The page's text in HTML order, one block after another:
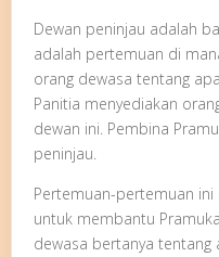
Dewan peninjau adalah
adalah pertemuan di
orang dewasa tentang
Panitia menyediakan
dewan ini. Pembina
peninjau.
Pertemuan-pertemuan ini
untuk membantu
dewasa bertanya